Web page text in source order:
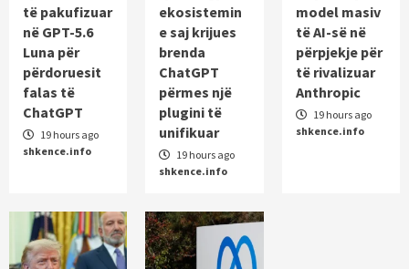
2
krijues brenda ChatGPT përmes një plugini të
3
ByteDance trajnon një model masiv të AI-së
në përpjekje për të rivalizuar Anthropic
Kuriozitete
Trump zgjat tarifat ndaj Kinës për
produktet e polisilikonit
të pakufizuar
në GPT-5.6
Luna për
përdoruesit
falas të
ChatGPT
19 hours ago
shkence.info
ekosistemin
e saj krijues
brenda
ChatGPT
përmes një
plugini të
unifikuar
19 hours ago
shkence.info
model masiv
të AI-së në
përpjekje për
të rivalizuar
Anthropic
19 hours ago
shkence.info